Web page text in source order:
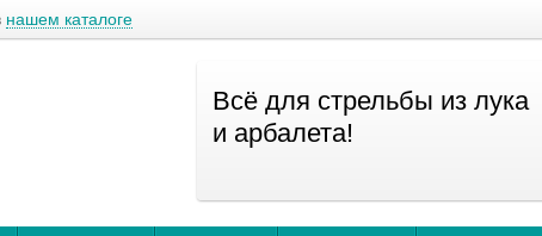
нашем каталоге
Всё для стрельбы из лука
и арбалета!